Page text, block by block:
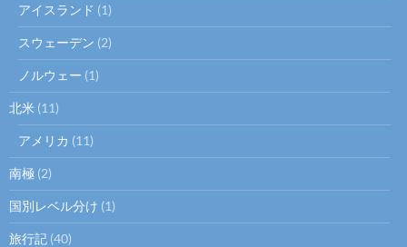
アイスランド (1)
スウェーデン (2)
ノルウェー (1)
北米 (11)
アメリカ (11)
南極 (2)
国別レベル分け (1)
旅行記 (40)